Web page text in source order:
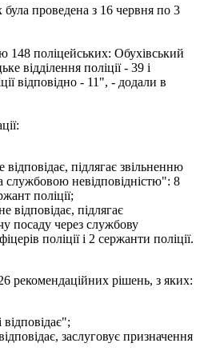
була проведена з 16 червня по 3
148 поліцейських: Обухівський
відділення поліції - 39 і
відповідно - 11", - додали в
відповідає, підлягає звільненню
службовою невідповідністю": 8
поліції;
відповідає, підлягає
посаду через службову
поліції і 2 сержанти поліції.
рекомендаційних рішень, з яких:
заслуговує призначення